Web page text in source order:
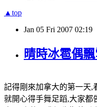
▲top
Jan 05 Fri 2007 02:19
晴時冰雹偶
記得剛來加拿大的第一天,
就開心得手舞足蹈,大家都